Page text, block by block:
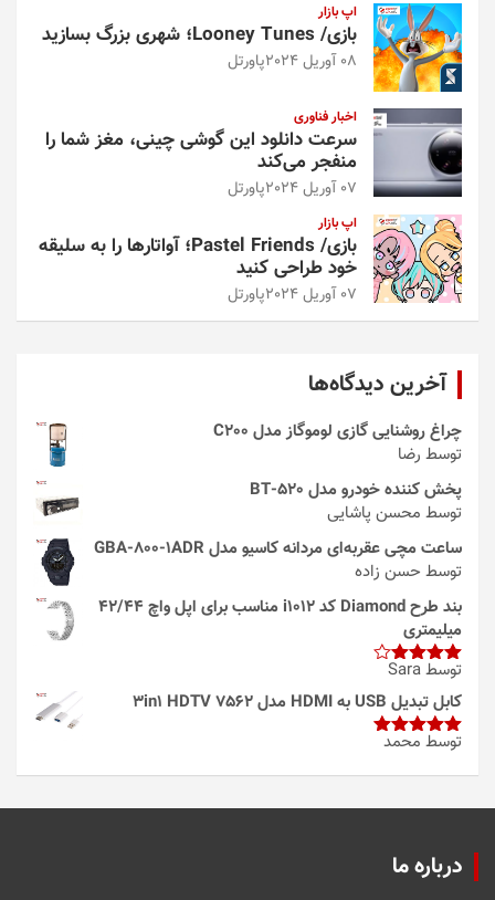
اپ بازار
بازی/ Looney Tunes؛ شهری بزرگ بسازید
08 آوریل 2024 پاورتل
اخبار فناوری
سرعت دانلود این گوشی چینی، مغز شما را
منفجر می‌کند
07 آوریل 2024 پاورتل
اپ بازار
بازی/ Pastel Friends؛ آواتارها را به سلیقه
خود طراحی کنید
07 آوریل 2024 پاورتل
آخرین دیدگاه‌ها
چراغ روشنایی گازی لوموگاز مدل C200
توسط رضا
پخش کننده خودرو مدل 520-BT
توسط محسن پاشایی
ساعت مچی عقربه‌ای مردانه کاسیو مدل GBA-800-1ADR
توسط حسن زاده
بند طرح Diamond کد i1012 مناسب برای اپل واچ 42/44
میلیمتری
امتیاز4
از 5
توسط Sara
کابل تبدیل USB به HDMI مدل 3in1 HDTV 7562
امتیاز5از
توسط محمد
درباره ما